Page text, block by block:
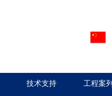
技术支持 工程案列